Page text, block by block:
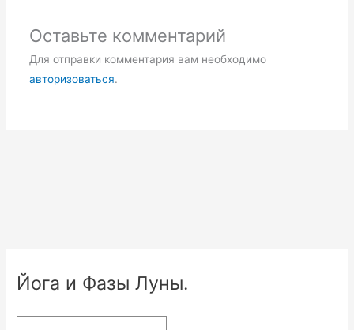
Оставьте комментарий
Для отправки комментария вам необходимо
авторизоваться.
Йога и Фазы Луны.